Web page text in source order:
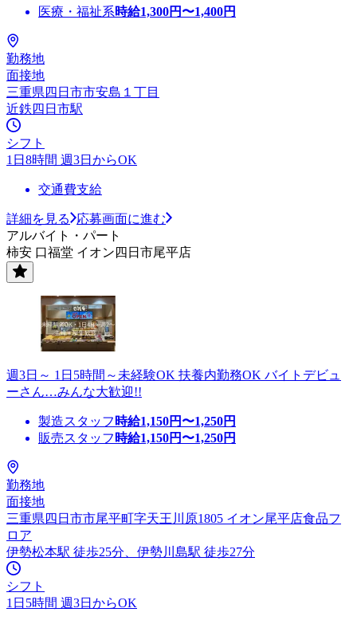
医療・福祉系時給1,300円〜1,400円
勤務地
面接地
三重県四日市市安島１丁目
近鉄四日市駅
シフト
1日8時間 週3日からOK
交通費支給
詳細を見る
応募画面に進む
アルバイト・パート
柿安 口福堂 イオン四日市尾平店
週3日～ 1日5時間～未経験OK 扶養内勤務OK バイトデビュ
ーさん…みんな大歓迎!!
製造スタッフ 時給1,150円〜1,250円
販売スタッフ 時給1,150円〜1,250円
勤務地
面接地
三重県四日市市尾平町字天王川原1805 イオン尾平店食品フ
ロア
伊勢松本駅 徒歩25分、伊勢川島駅 徒歩27分
シフト
1日5時間 週3日からOK